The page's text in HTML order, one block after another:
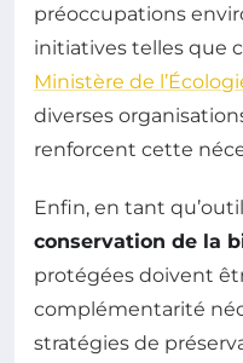
préoccupations
initiatives telles que
Ministère de
diverses
renforcent cette
Enfin, en tant
conservation de la
protégées doivent
complémentarité
stratégies de